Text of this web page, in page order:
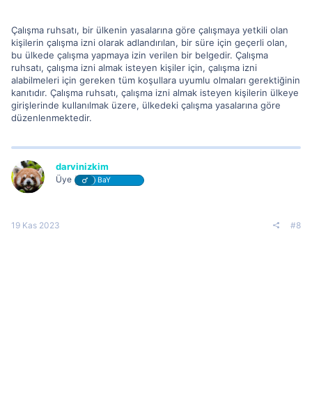
Çalışma ruhsatı, bir ülkenin yasalarına göre çalışmaya yetkili olan
kişilerin çalışma izni olarak adlandırılan, bir süre için geçerli olan,
bu ülkede çalışma yapmaya izin verilen bir belgedir. Çalışma
ruhsatı, çalışma izni almak isteyen kişiler için, çalışma izni
alabilmeleri için gereken tüm koşullara uyumlu olmaları gerektiğinin
kanıtıdır. Çalışma ruhsatı, çalışma izni almak isteyen kişilerin ülkeye
girişlerinde kullanılmak üzere, ülkedeki çalışma yasalarına göre
düzenlenmektedir.
darvinizkim
Üye BaY
19 Kas 2023 #8